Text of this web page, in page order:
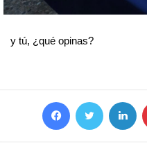
y tú, ¿qué opinas?